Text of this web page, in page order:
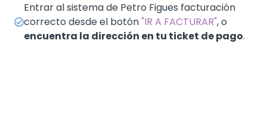
Entrar al sistema de Petro Figues facturación
correcto desde el botón"IR A FACTURAR", o
encuentra la dirección en tu ticket de pago.